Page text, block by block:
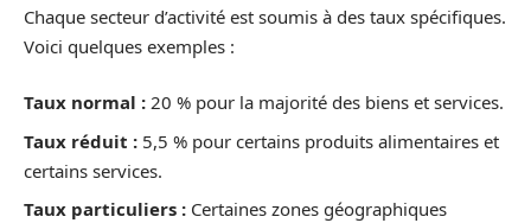
Chaque secteur d’activité est soumis à des taux spécifiques.
Voici quelques exemples :
Taux normal : 20 % pour la majorité des biens et services.
Taux réduit : 5,5 % pour certains produits alimentaires et
certains services.
Taux particuliers : Certaines zones géographiques